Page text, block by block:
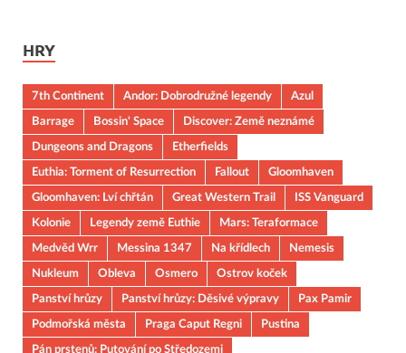
HRY
7th Continent Andor: Dobrodružné legendy
Azul
Barrage
Bossin' Space
Discover: Země neznámé
Dungeons and Dragons
Etherfields
Euthia: Torment of Resurrection
Fallout
Gloomhaven
Gloomhaven: Lví chřtán
Great Western Trail
ISS Vanguard
Kolonie
Legendy země Euthie
Mars: Teraformace
Medvěd Wrr
Messina 1347 Na křídlech
Nemesis
Nukleum
Obleva Osmero
Ostrov koček
Panství hrůzy
Panství hrůzy: Děsivé výpravy
Pax Pamir
Podmořská města
Praga Caput Regni
Pustina
Pán prstenů: Putování po Středozemi